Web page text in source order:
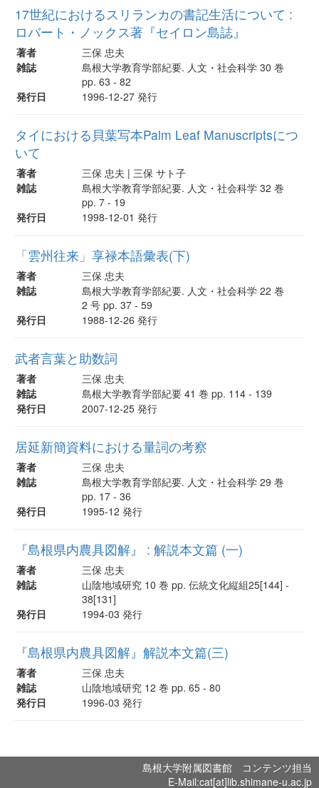
17世紀におけるスリランカの書記生活について :
ロバート・ノックス著『セイロン島誌』
著者
三保 忠夫
雑誌
島根大学教育学部紀要. 人文・社会科学 30 巻
pp. 63 - 82
発行日
1996-12-27 発行
タイにおける貝葉写本Palm Leaf Manuscriptsにつ
いて
著者
三保 忠夫 | 三保 サト子
雑誌
島根大学教育学部紀要. 人文・社会科学 32 巻
pp. 7 - 19
発行日
1998-12-01 発行
「雲州往来」享禄本語彙表(下)
著者
三保 忠夫
雑誌
島根大学教育学部紀要. 人文・社会科学 22 巻
2 号 pp. 37 - 59
発行日
1988-12-26 発行
武者言葉と助数詞
著者
三保 忠夫
雑誌
島根大学教育学部紀要 41 巻 pp. 114 - 139
発行日
2007-12-25 発行
居延新簡資料における量詞の考察
著者
三保 忠夫
雑誌
島根大学教育学部紀要. 人文・社会科学 29 巻
pp. 17 - 36
発行日
1995-12 発行
『島根県内農具図解』 : 解説本文篇 (一)
著者
三保 忠夫
雑誌
山陰地域研究 10 巻 pp. 伝統文化縦組25[144] -
38[131]
発行日
1994-03 発行
『島根県内農具図解』解説本文篇(三)
著者
三保 忠夫
雑誌
山陰地域研究 12 巻 pp. 65 - 80
発行日
1996-03 発行
島根大学附属図書館 コンテンツ担当
E-Mail:cat[at]lib.shimane-u.ac.jp